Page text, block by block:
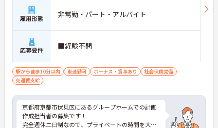
雇用形態 非常勤・パート・アルバイト
応募要件 ■経験不問
駅から徒歩10分以内 車通勤可 ボーナス・賞与あり
社会保険完備
交通費支給
京都府京都市伏見区にあるグループホームでの計画
作成担当者の募集です！
完全週休二日制なので、プライベートの時間を大切